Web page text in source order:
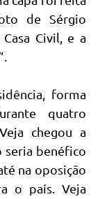
de Sérgio
Civil, e a
forma
quatro
chegou a
seria benéfico
na oposição
o país. Veja